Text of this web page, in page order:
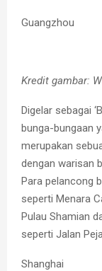
Guangzhou
Kredit gambar:
Digelar sebagai
bunga-bungaan
merupakan
dengan warisan
Para pelancong
seperti Menara
Pulau Shamian
seperti Jalan
Shanghai